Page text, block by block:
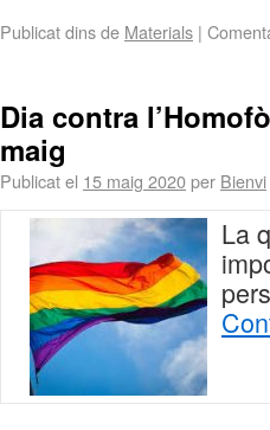
Publicat dins de Materials |
Dia contra
maig
Publicat el 15 maig 2020per Bienvi
La